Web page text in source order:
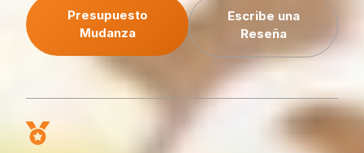
Presupuesto
Mudanza
Escribe una
Reseña